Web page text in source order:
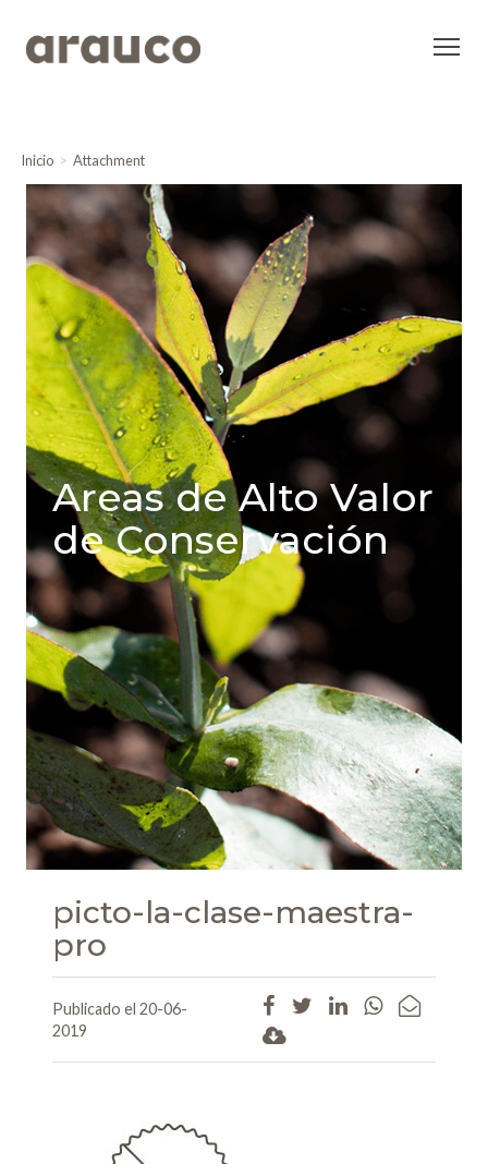
Inicio Attachment
Areas de Alto Valor
de Conservación
picto-la-clase-maestra-
pro
Publicado el 20-06-
2019